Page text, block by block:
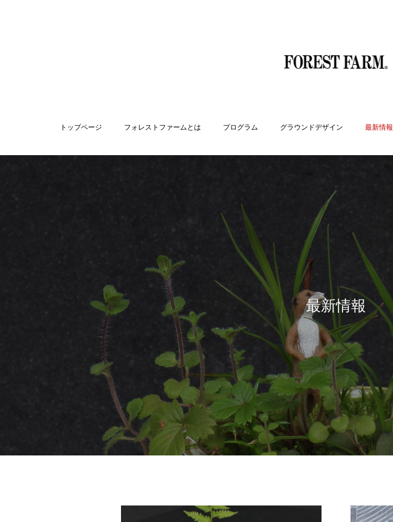
トップページ フォレストファームとは プログラム グラウンドデザイン 最新情報
最新情報